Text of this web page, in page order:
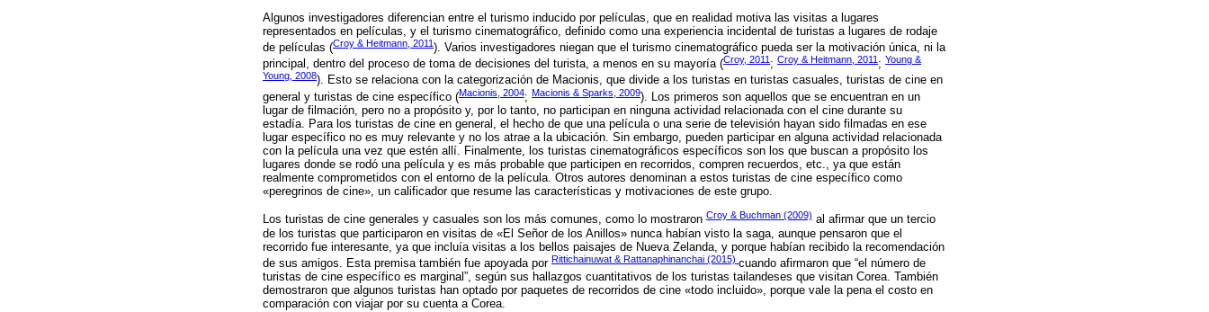
Algunos investigadores diferencian entre el turismo inducido por películas, que en realidad motiva las visitas a lugares
representados en películas, y el turismo cinematográfico, definido como una experiencia incidental de turistas a lugares de rodaje
de películas (Croy & Heitmann, 2011). Varios investigadores niegan que el turismo cinematográfico pueda ser la motivación única, ni la
principal, dentro del proceso de toma de decisiones del turista, a menos en su mayoría (Croy, 2011 ; Croy & Heitmann, 2011 ; Young &
Young, 2008). Esto se relaciona con la categorización de Macionis, que divide a los turistas en turistas casuales, turistas de cine en
general y turistas de cine específico (Macionis, 2004; Macionis & Sparks, 2009). Los primeros son aquellos que se encuentran en un
lugar de filmación, pero no a propósito y, por lo tanto, no participan en ninguna actividad relacionada con el cine durante su
estadía. Para los turistas de cine en general, el hecho de que una película o una serie de televisión hayan sido filmadas en ese
lugar específico no es muy relevante y no los atrae a la ubicación. Sin embargo, pueden participar en alguna actividad relacionada
con la película una vez que estén allí. Finalmente, los turistas cinematográficos específicos son los que buscan a propósito los
lugares donde se rodó una película y es más probable que participen en recorridos, compren recuerdos, etc., ya que están
realmente comprometidos con el entorno de la película. Otros autores denominan a estos turistas de cine específico como
«peregrinos de cine», un calificador que resume las características y motivaciones de este grupo.
Los turistas de cine generales y casuales son los más comunes, como lo mostraron Croy & Buchman (2009) al afirmar que un tercio
de los turistas que participaron en visitas de «El Señor de los Anillos» nunca habían visto la saga, aunque pensaron que el
recorrido fue interesante, ya que incluía visitas a los bellos paisajes de Nueva Zelanda, y porque habían recibido la recomendación
de sus amigos. Esta premisa también fue apoyada por Rittichainuwat & Rattanaphinanchai (2015) cuando afirmaron que “el número de
turistas de cine específico es marginal”, según sus hallazgos cuantitativos de los turistas tailandeses que visitan Corea. También
demostraron que algunos turistas han optado por paquetes de recorridos de cine «todo incluido», porque vale la pena el costo en
comparación con viajar por su cuenta a Corea.